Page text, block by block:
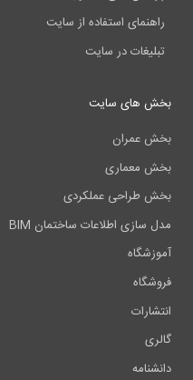
راهنمای استفاده از سایت
تبلیغات در سایت
بخش های سایت
بخش عمران
بخش معماری
بخش طراحی عملکردی
مدل سازی اطلاعات ساختمان BIM
آموزشگاه
فروشگاه
انتشارات
گالری
دانشنامه